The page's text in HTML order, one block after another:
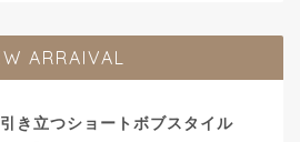
ARRAIVAL
き立つショートボブスタイル